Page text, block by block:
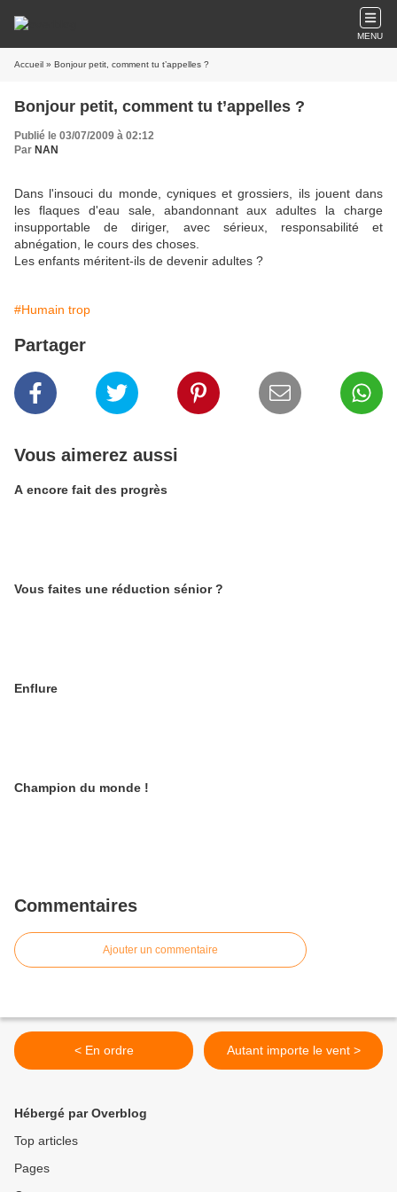
MENU
Accueil » Bonjour petit, comment tu t’appelles ?
Bonjour petit, comment tu t’appelles ?
Publié le 03/07/2009 à 02:12
Par NAN
Dans l'insouci du monde, cyniques et grossiers, ils jouent dans
les flaques d'eau sale, abandonnant aux adultes la charge
insupportable de diriger, avec sérieux, responsabilité et
abnégation, le cours des choses.
Les enfants méritent-ils de devenir adultes ?
#Humain trop
Partager
Vous aimerez aussi
A encore fait des progrès
Vous faites une réduction sénior ?
Enflure
Champion du monde !
Commentaires
Ajouter un commentaire
< En ordre Autant importe le vent >
Hébergé par Overblog
Top articles
Pages